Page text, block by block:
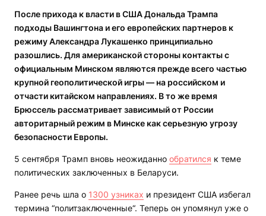
После прихода к власти в США Дональда Трампа
подходы Вашингтона и его европейских партнеров к
режиму Александра Лукашенко принципиально
разошлись. Для американской стороны контакты с
официальным Минском являются прежде всего частью
крупной геополитической игры — на российском и
отчасти китайском направлениях. В то же время
Брюссель рассматривает зависимый от России
авторитарный режим в Минске как серьезную угрозу
безопасности Европы.
5 сентября Трамп вновь неожиданно обратился к теме
политических заключенных в Беларуси.
Ранее речь шла о 1300 узниках и президент США избегал
термина “политзаключенные“. Теперь он упомянул уже о